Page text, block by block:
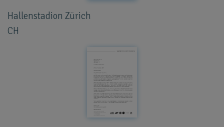
Hallenstadion Zürich
CH